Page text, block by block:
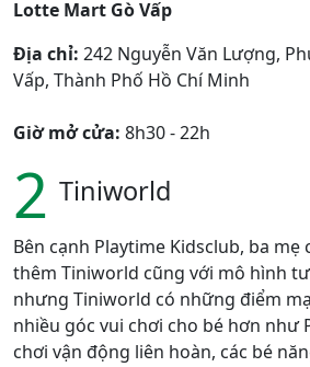
Lotte Mart Gò Vấp
Địa chỉ: 242 Nguyễn Văn Lượng,
Vấp, Thành Phố Hồ Chí Minh
Giờ mở cửa: 8h30 - 22h
2 Tiniworld
Bên cạnh Playtime Kidsclub, ba
thêm Tiniworld cũng với mô hình
nhưng Tiniworld có những điểm
nhiều góc vui chơi cho bé hơn như
chơi vận động liên hoàn, các bé